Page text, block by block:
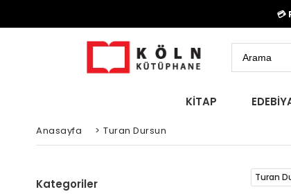
💳
KİTAP
Anasayfa > Turan Dursun
Kategoriler Turan